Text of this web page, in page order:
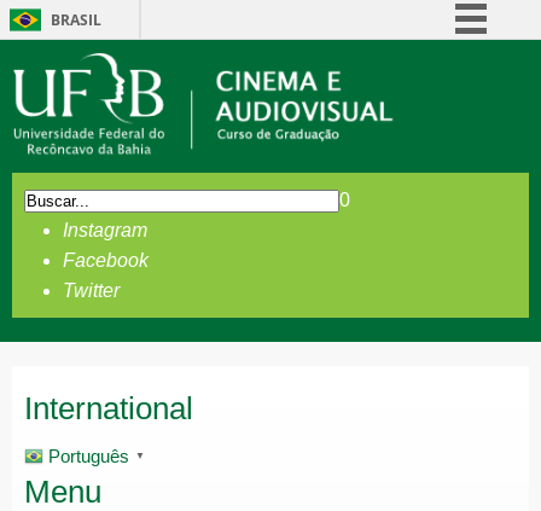
BRASIL
Comunica BR
Acesso à informação
Legislação
0
Instagram
Facebook
Twitter
International
Português ▼
Menu